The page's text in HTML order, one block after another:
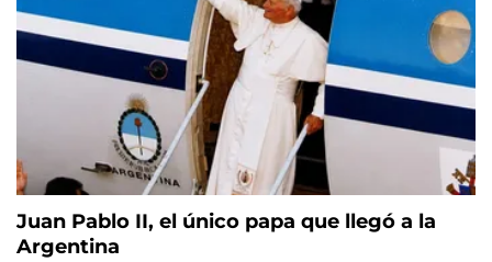
Juan Pablo II, el único papa que llegó a la
Argentina